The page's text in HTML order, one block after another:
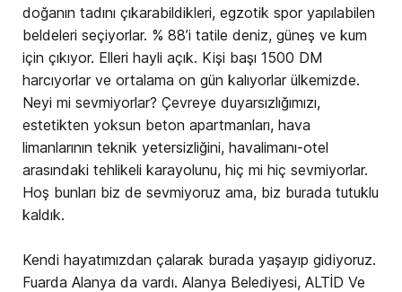
doğanın tadını çıkarabildikleri, egzotik spor yapılabilen
beldeleri seçiyorlar. % 88’i tatile deniz, güneş ve kum
için çıkıyor. Elleri hayli açık. Kişi başı 1500 DM
harcıyorlar ve ortalama on gün kalıyorlar ülkemizde.
Neyi mi sevmiyorlar? Çevreye duyarsızlığımızı,
estetikten yoksun beton apartmanları, hava
limanlarının teknik yetersizliğini, havalimanı-otel
arasındaki tehlikeli karayolunu, hiç mi hiç sevmiyorlar.
Hoş bunları biz de sevmiyoruz ama, biz burada tutuklu
kaldık.
Kendi hayatımızdan çalarak burada yaşayıp gidiyoruz.
Fuarda Alanya da vardı. Alanya Belediyesi, ALTİD Ve